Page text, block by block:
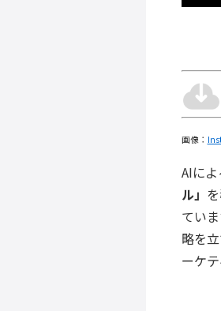
画像：
AIに
ル」
てい
略を
ーケ